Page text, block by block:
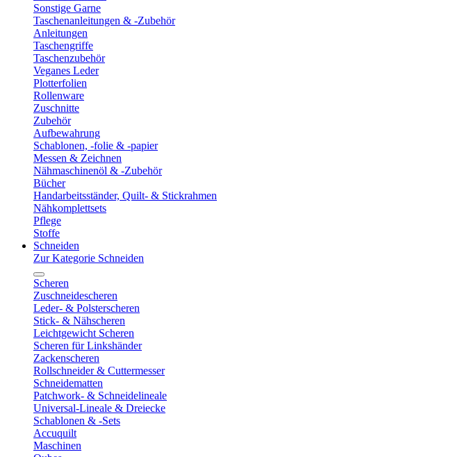
Sonstige Garne
Taschenanleitungen & -Zubehör
Anleitungen
Taschengriffe
Taschenzubehör
Veganes Leder
Plotterfolien
Rollenware
Zuschnitte
Zubehör
Aufbewahrung
Schablonen, -folie & -papier
Messen & Zeichnen
Nähmaschinenöl & -Zubehör
Bücher
Handarbeitsständer, Quilt- & Stickrahmen
Nähkomplettsets
Pflege
Stoffe
Schneiden
Zur Kategorie Schneiden
Scheren
Zuschneidescheren
Leder- & Polsterscheren
Stick- & Nähscheren
Leichtgewicht Scheren
Scheren für Linkshänder
Zackenscheren
Rollschneider & Cuttermesser
Schneidematten
Patchwork- & Schneidelineale
Universal-Lineale & Dreiecke
Schablonen & -Sets
Accuquilt
Maschinen